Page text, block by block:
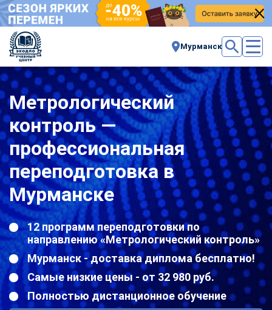
Мурманск
Метрологический
контроль —
профессиональная
переподготовка в
Мурманске
12 программ переподготовки по
направлению «Метрологический контроль»
Мурманск - доставка диплома бесплатно!
Самые низкие цены - от 32 980 руб.
Полностью дистанционное обучение